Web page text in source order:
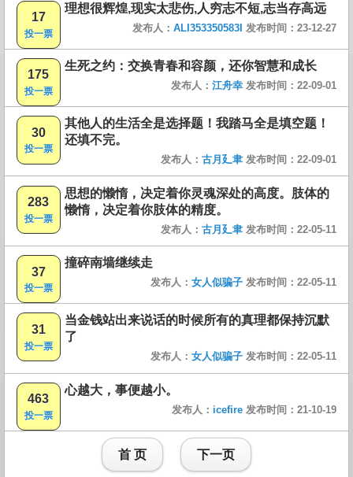
17
投一票
理想很辉煌,现实太悲伤,人穷志不短,志当存高远
发布人： ALI353350583I 发布时间：23-12-27
175
投一票
生死之约：交换青春和容颜，还你智慧和成长
发布人： 江舟幸 发布时间：22-09-01
30
投一票
其他人的生活全是选择题！我踏马全是填空题！
还填不完。
发布人： 古月廴聿 发布时间：22-09-01
283
投一票
思想的懒惰，决定着你灵魂深处的高度。肢体的
懒惰，决定着你肢体的精度。
发布人： 古月廴聿 发布时间：22-05-11
37
投一票
撞碎南墙继续走
发布人： 女人似骗子 发布时间：22-05-11
31
投一票
当金钱站出来说话的时候所有的真理都保持沉默
了
发布人： 女人似骗子 发布时间：22-05-11
463
投一票
心越大，事便越小。
发布人： icefire 发布时间：21-10-19
首 页 下一页